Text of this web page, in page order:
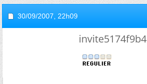
30/09/2007, 22h09
invite5174f9b4